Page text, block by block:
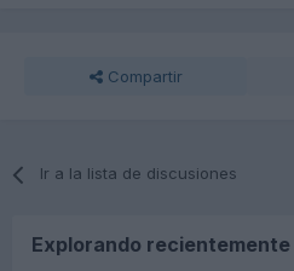
Compartir
Ir a la lista de discusiones
Explorando recientemente